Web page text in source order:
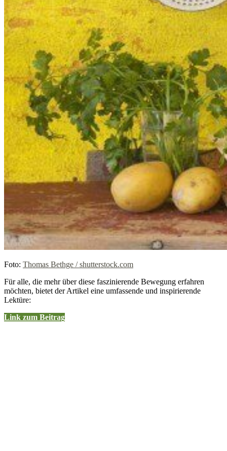
Foto: Thomas Bethge / shutterstock.com
Für alle, die mehr über diese faszinierende Bewegung erfahren
möchten, bietet der Artikel eine umfassende und inspirierende
Lektüre:
Link zum Beitrag